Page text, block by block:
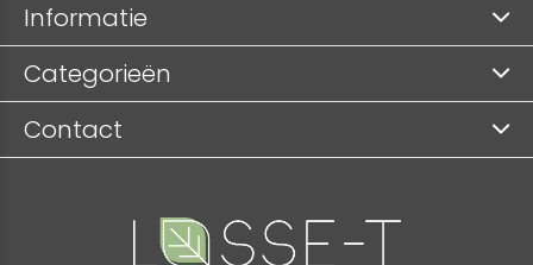
Informatie
Categorieën
Contact